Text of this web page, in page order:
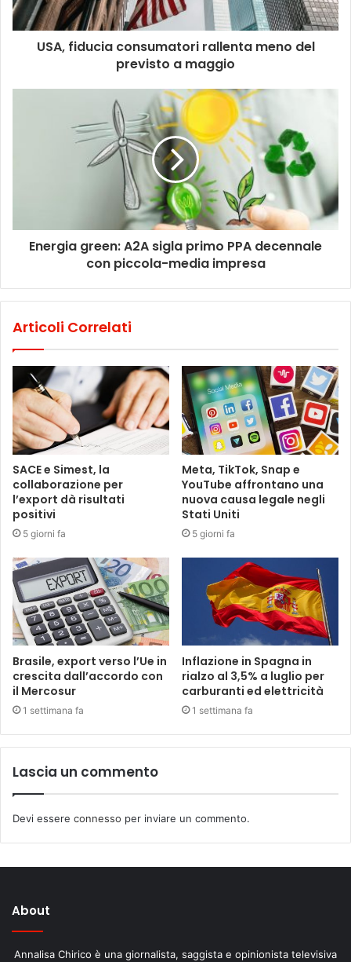
USA, fiducia consumatori rallenta meno del
previsto a maggio
Energia green: A2A sigla primo PPA decennale
con piccola-media impresa
Articoli Correlati
SACE e Simest, la
collaborazione per
l’export dà risultati
positivi
5 giorni fa
Meta, TikTok, Snap e
YouTube affrontano una
nuova causa legale negli
Stati Uniti
5 giorni fa
Brasile, export verso l’Ue in
crescita dall’accordo con
il Mercosur
1 settimana fa
Inflazione in Spagna in
rialzo al 3,5% a luglio per
carburanti ed elettricità
1 settimana fa
Lascia un commento
Devi essere connesso per inviare un commento.
About
Annalisa Chirico è una giornalista, saggista e opinionista televisiva